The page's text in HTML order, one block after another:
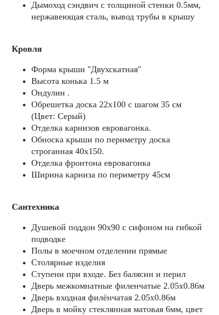
Дымоход сэндвич с толщиной стенки 0.5мм,
нержавеющая сталь, вывод трубы в крышу
Кровля
Форма крыши "Двухскатная"
Высота конька 1.5 м
Ондулин .
Обрешетка доска 22х100 с шагом 35 см
(Цвет: Серый)
Отделка карнизов евровагонка.
Обноска крыши по периметру доска
строганная 40х150.
Отделка фронтона евровагонка
Ширина карниза по периметру 45см
Сантехника
Душевой поддон 90х90 c сифоном на гибкой
подводке
Полы в моечном отделении прямые
Столярные изделия
Ступени при входе. Без балясин и перил
Дверь межкомнатные филенчатые 2.05х0.86м
Дверь входная филёнчатая 2.05х0.86м
Дверь в мойку стеклянная матовая 6мм, цвет